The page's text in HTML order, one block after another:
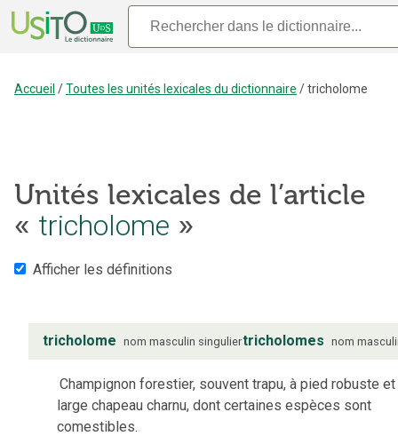
Accueil /Toutes les unités lexicales du dictionnaire /tricholome
Unités lexicales de l’article
« tricholome »
Afficher les définitions
tricholome nom masculin singuliertricholomes nom
Champignon forestier, souvent trapu, à pied robuste et
large chapeau charnu, dont certaines espèces sont
comestibles.